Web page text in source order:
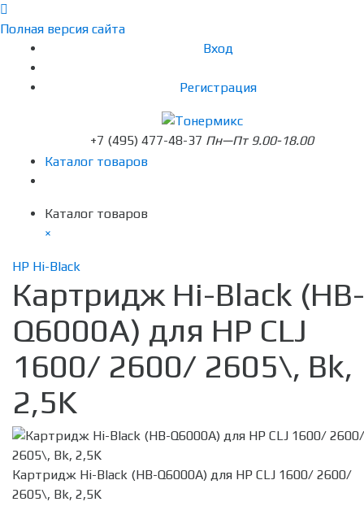
Полная версия сайта
Вход
Регистрация
+7 (495) 477-48-37 Пн—Пт 9.00-18.00
Каталог товаров
Каталог товаров
×
HP Hi-Black
Картридж Hi-Black (HB-
Q6000A) для HP CLJ
1600/ 2600/ 2605\, Bk,
2,5K
Картридж Hi-Black (HB-Q6000A) для HP CLJ 1600/ 2600/
2605\, Bk, 2,5K